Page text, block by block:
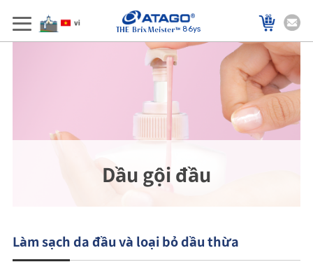
86ys
Dầu gội đầu
Làm sạch da đầu và loại bỏ dầu thừa